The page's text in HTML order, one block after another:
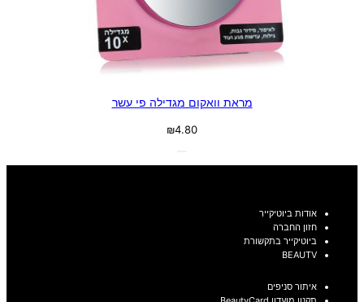
מראת וואקום מגדילה פי עשר
₪4.80
אודות ביוטיקייר
חזון החברה
ביוטיקייר בתקשורת
BEAUTV
איתור סניפים